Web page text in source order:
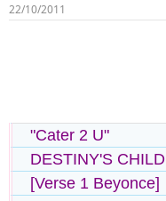
g
22/10/2011
"Cater 2 U"
DESTINY'S CHILD
[Verse 1 Beyonce]